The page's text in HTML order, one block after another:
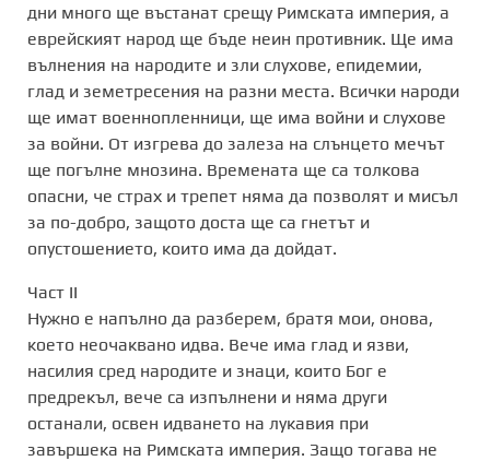
дни много ще въстанат срещу Римската империя, а
еврейският народ ще бъде неин противник. Ще има
вълнения на народите и зли слухове, епидемии,
глад и земетресения на разни места. Всички народи
ще имат военнопленници, ще има войни и слухове
за войни. От изгрева до залеза на слънцето мечът
ще погълне мнозина. Времената ще са толкова
опасни, че страх и трепет няма да позволят и мисъл
за по-добро, защото доста ще са гнетът и
опустошението, които има да дойдат.
Част II
Нужно е напълно да разберем, братя мои, онова,
което неочаквано идва. Вече има глад и язви,
насилия сред народите и знаци, които Бог е
предрекъл, вече са изпълнени и няма други
останали, освен идването на лукавия при
завършека на Римската империя. Защо тогава не